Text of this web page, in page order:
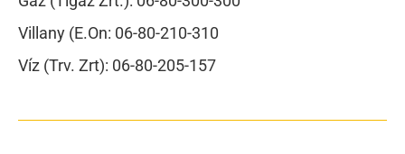
Villany (E.On: 06-80-210-310
Víz (Trv. Zrt): 06-80-205-157